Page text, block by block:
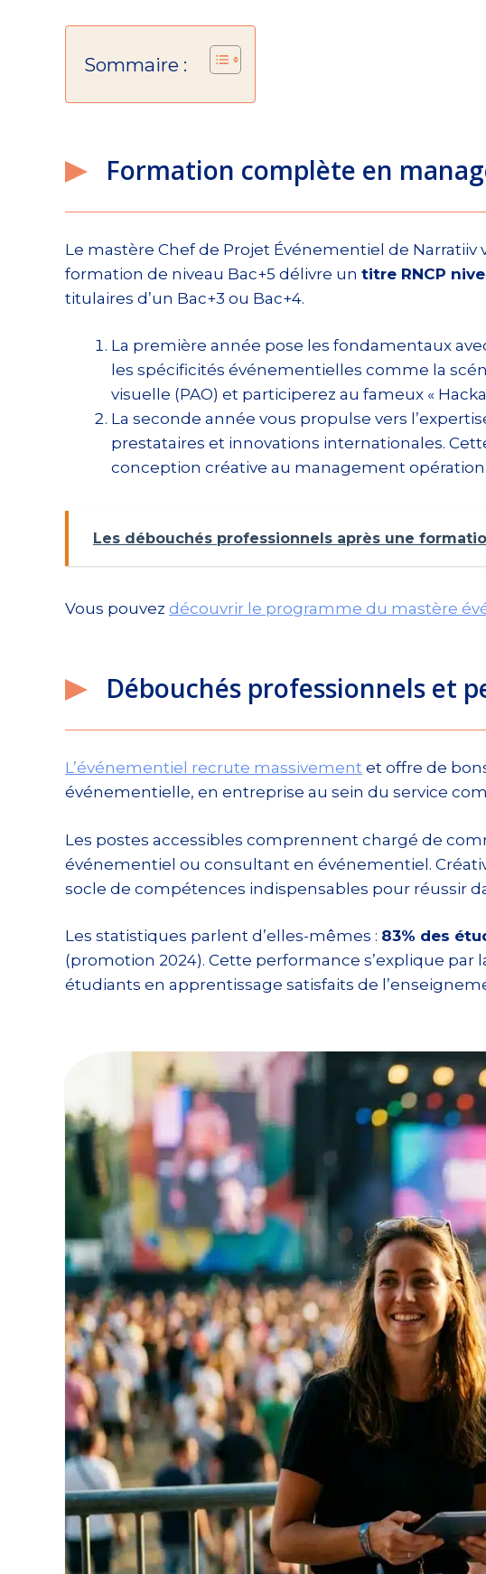
Sommaire :
Formation complète en
Le mastère Chef de Projet Événementiel de
formation de niveau Bac+5 délivre un titre RNCP
titulaires d’un Bac+3 ou Bac+4.
La première année pose les fondamentaux
les spécificités événementielles comme la
visuelle (PAO) et participerez au fameux «
La seconde année vous propulse vers
prestataires et innovations internationales.
conception créative au management
Les débouchés professionnels après une
Vous pouvez découvrir le programme du mastère
Débouchés professionnels et
L’événementiel recrute massivement et offre de
événementielle, en entreprise au sein du service
Les postes accessibles comprennent chargé de
événementiel ou consultant en événementiel.
socle de compétences indispensables pour réussir
Les statistiques parlent d’elles-mêmes : 83% des
(promotion 2024). Cette performance s’explique
étudiants en apprentissage satisfaits de